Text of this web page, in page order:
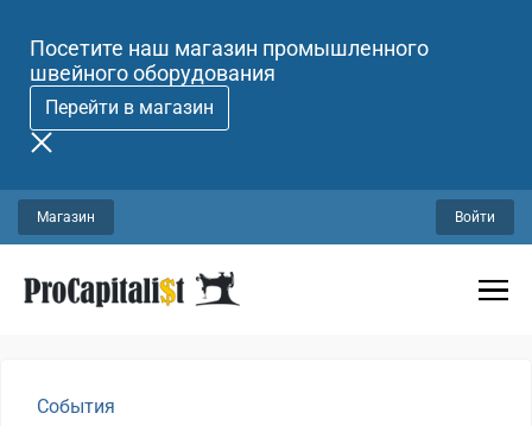
Посетите наш магазин промышленного
швейного оборудования
Перейти в магазин
Магазин Войти
События